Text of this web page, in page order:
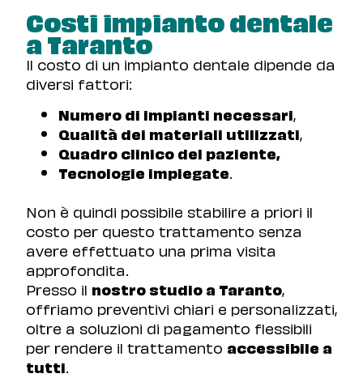
Costi impianto dentale
a Taranto
Il costo di un impianto dentale dipende da
diversi fattori:
Numero di impianti necessari,
Qualità dei materiali utilizzati,
Quadro clinico del paziente,
Tecnologie impiegate.
Non è quindi possibile stabilire a priori il
costo per questo trattamento senza
avere effettuato una prima visita
approfondita.
Presso il nostro studio a Taranto,
offriamo preventivi chiari e personalizzati,
oltre a soluzioni di pagamento flessibili
per rendere il trattamento accessibile a
tutti.